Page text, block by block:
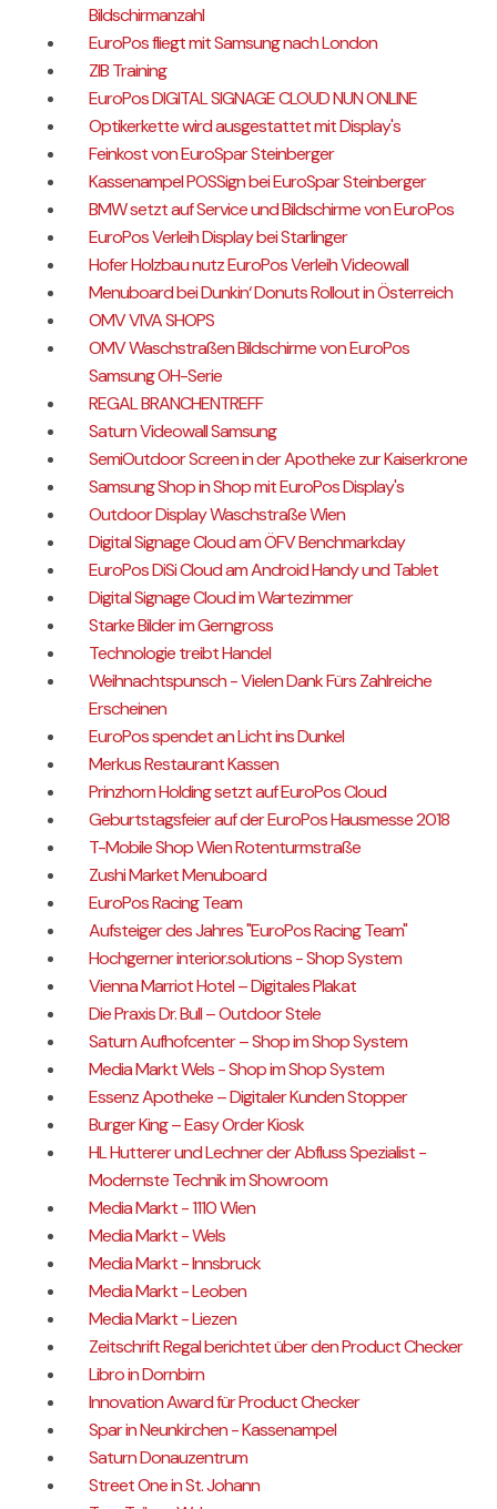
Bildschirmanzahl
EuroPos fliegt mit Samsung nach London
ZIB Training
EuroPos DIGITAL SIGNAGE CLOUD NUN ONLINE
Optikerkette wird ausgestattet mit Display's
Feinkost von EuroSpar Steinberger
Kassenampel POSSign bei EuroSpar Steinberger
BMW setzt auf Service und Bildschirme von EuroPos
EuroPos Verleih Display bei Starlinger
Hofer Holzbau nutz EuroPos Verleih Videowall
Menuboard bei Dunkin‘ Donuts Rollout in Österreich
OMV VIVA SHOPS
OMV Waschstraßen Bildschirme von EuroPos
Samsung OH-Serie
REGAL BRANCHENTREFF
Saturn Videowall Samsung
SemiOutdoor Screen in der Apotheke zur Kaiserkrone
Samsung Shop in Shop mit EuroPos Display's
Outdoor Display Waschstraße Wien
Digital Signage Cloud am ÖFV Benchmarkday
EuroPos DiSi Cloud am Android Handy und Tablet
Digital Signage Cloud im Wartezimmer
Starke Bilder im Gerngross
Technologie treibt Handel
Weihnachtspunsch - Vielen Dank Fürs Zahlreiche
Erscheinen
EuroPos spendet an Licht ins Dunkel
Merkus Restaurant Kassen
Prinzhorn Holding setzt auf EuroPos Cloud
Geburtstagsfeier auf der EuroPos Hausmesse 2018
T-Mobile Shop Wien Rotenturmstraße
Zushi Market Menuboard
EuroPos Racing Team
Aufsteiger des Jahres "EuroPos Racing Team"
Hochgerner interior.solutions - Shop System
Vienna Marriot Hotel – Digitales Plakat
Die Praxis Dr. Bull – Outdoor Stele
Saturn Aufhofcenter – Shop im Shop System
Media Markt Wels - Shop im Shop System
Essenz Apotheke – Digitaler Kunden Stopper
Burger King – Easy Order Kiosk
HL Hutterer und Lechner der Abfluss Spezialist -
Modernste Technik im Showroom
Media Markt - 1110 Wien
Media Markt - Wels
Media Markt - Innsbruck
Media Markt - Leoben
Media Markt - Liezen
Zeitschrift Regal berichtet über den Product Checker
Libro in Dornbirn
Innovation Award für Product Checker
Spar in Neunkirchen - Kassenampel
Saturn Donauzentrum
Street One in St. Johann